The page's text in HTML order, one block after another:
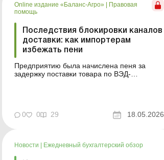
Online издание «Баланс-Агро» | Правовая
помощь
Последствия блокировки каналов
доставки: как импортерам
избежать пени
Предприятию была начислена пеня за
задержку поставки товара по ВЭД-
обжаловать решение налогового органа о
0 0 29 18.05.2026
Новости Ежедневный бухгалтерский обзор